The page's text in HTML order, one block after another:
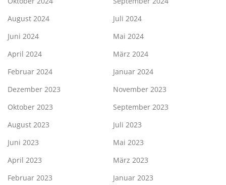
August 2024
Juli 2024
Juni 2024
Mai 2024
April 2024
März 2024
Februar 2024
Januar 2024
Dezember 2023
November 2023
Oktober 2023
September 2023
August 2023
Juli 2023
Juni 2023
Mai 2023
April 2023
März 2023
Februar 2023
Januar 2023